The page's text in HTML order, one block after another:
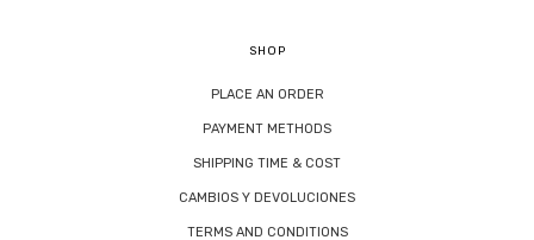
SHOP
PLACE AN ORDER
PAYMENT METHODS
SHIPPING TIME & COST
CAMBIOS Y DEVOLUCIONES
TERMS AND CONDITIONS